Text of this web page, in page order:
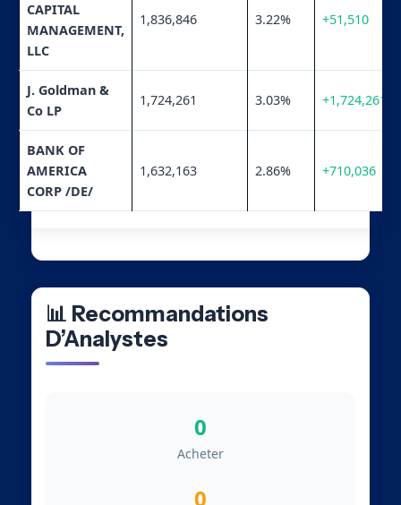
CAPITAL
MANAGEMENT,
LLC
1,836,846 3.22% +51,510
J. Goldman &
Co LP
1,724,261 3.03% +1,724,261
BANK OF
AMERICA
CORP /DE/
1,632,163 2.86% +710,036
📊 Recommandations
D’Analystes
0
Acheter
0